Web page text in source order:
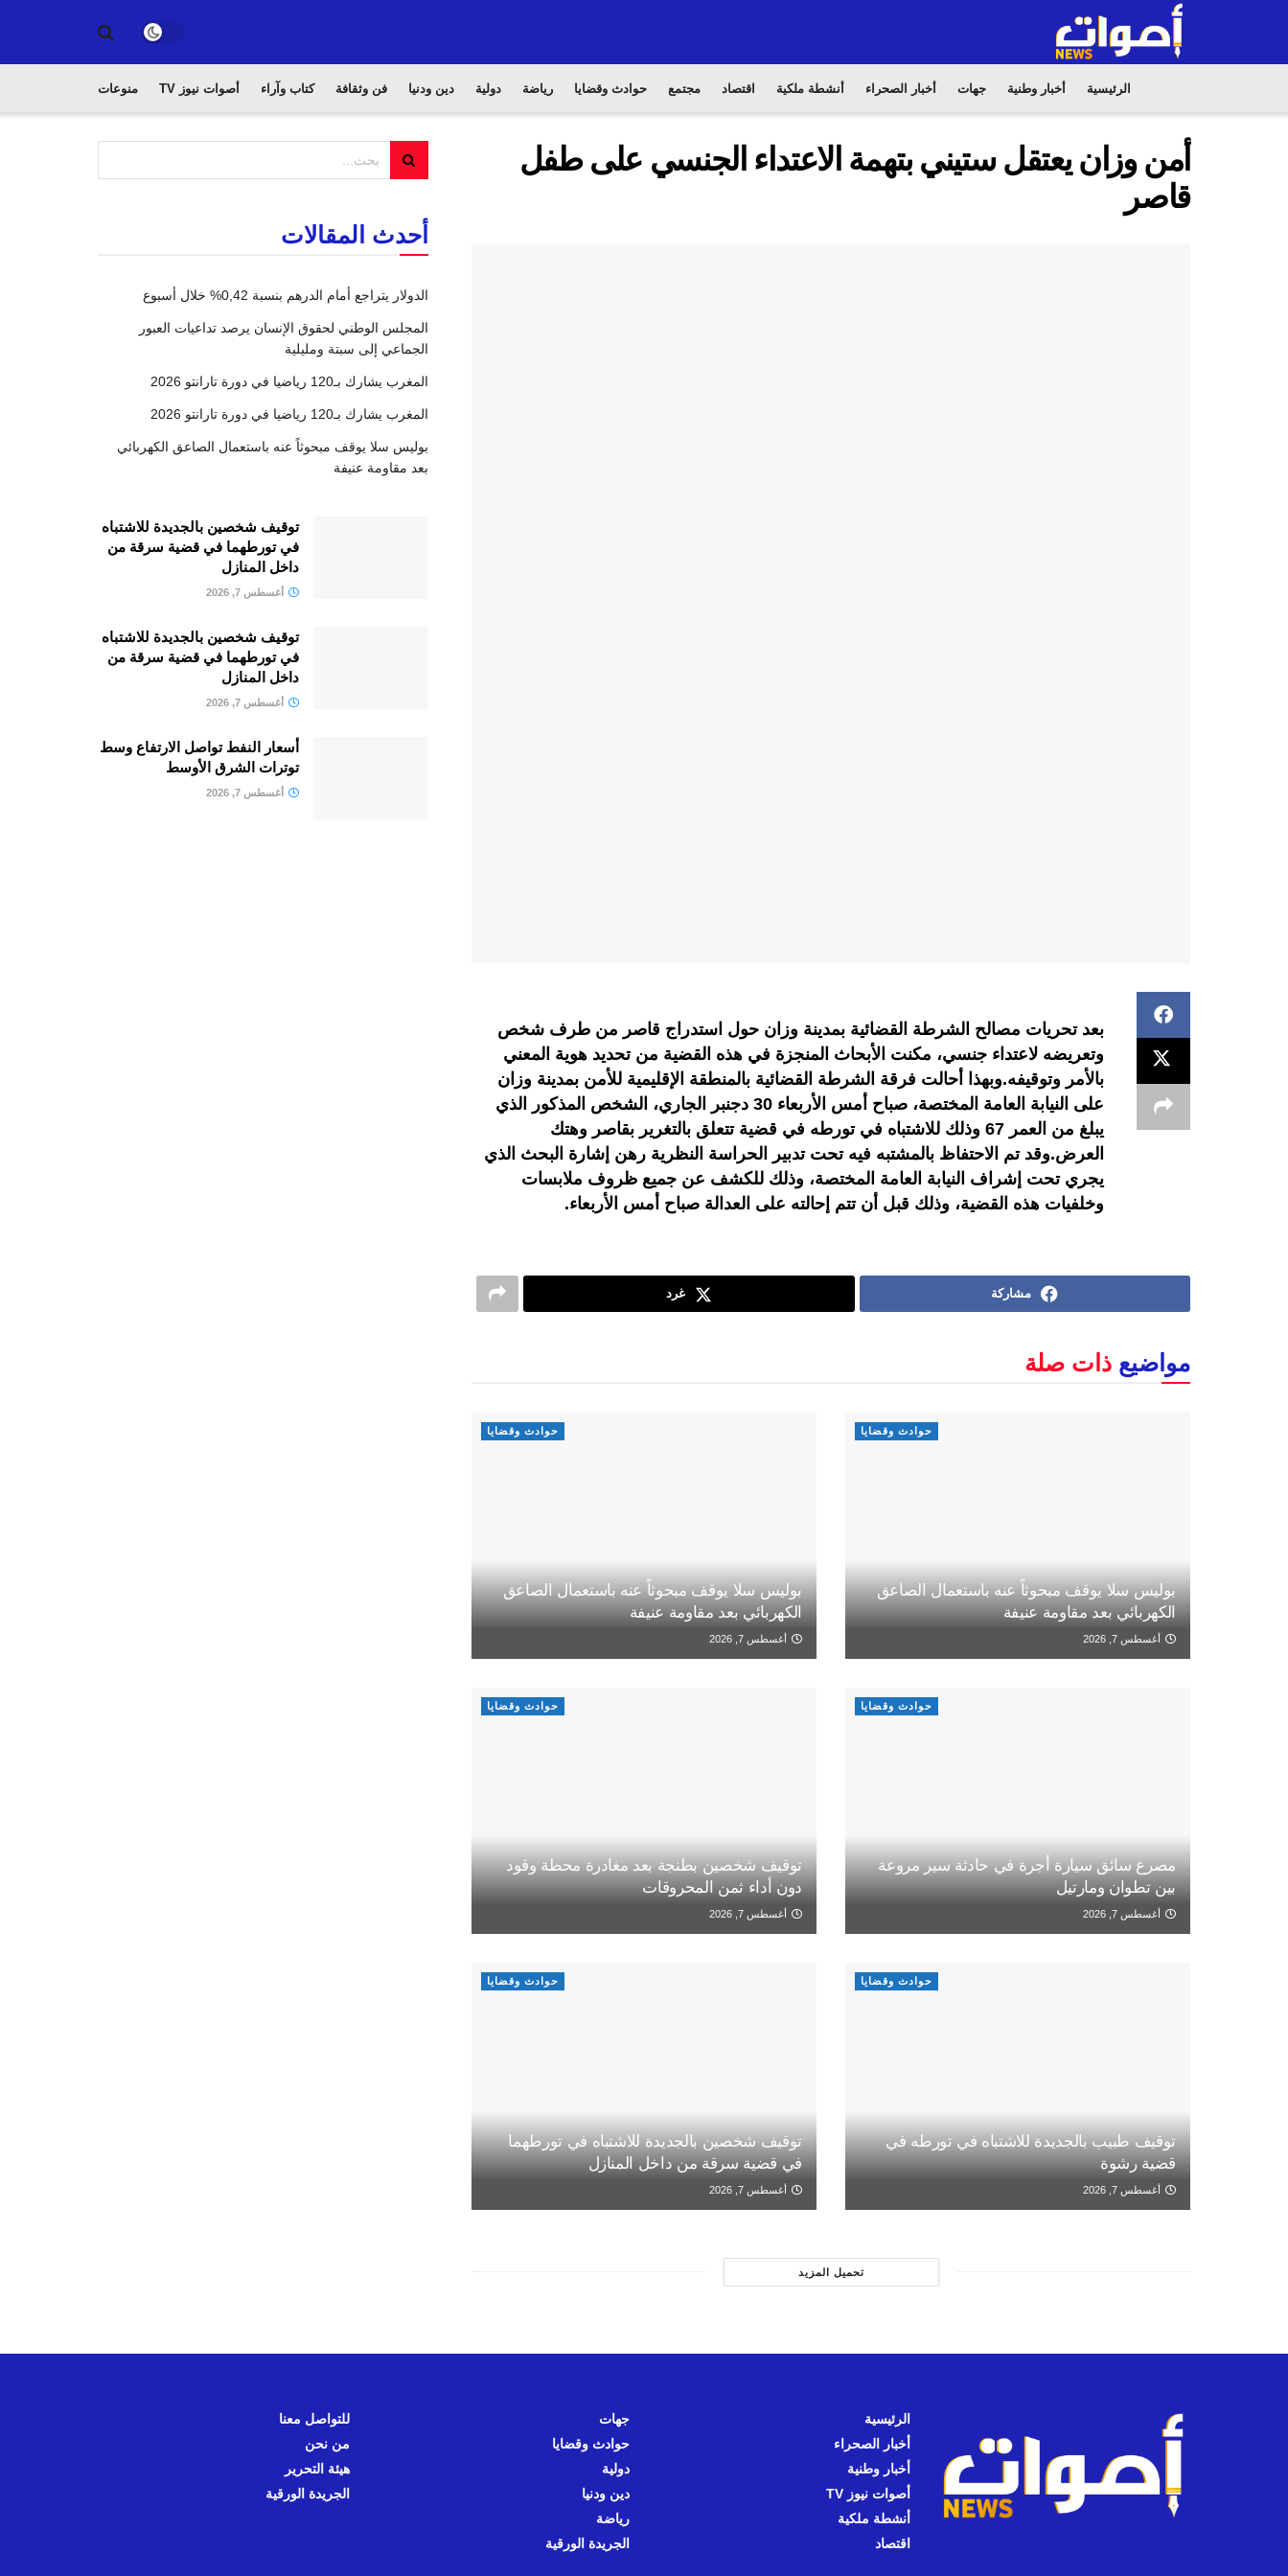
الرئيسية أخبار وطنية جهات أخبار الصحراء أنشطة ملكية اقتصاد مجتمع حوادث وقضايا رياضة دولية دين ودنيا فن وثقافة كتاب وآراء أصوات نيوز TV منوعات
أمن وزان يعتقل ستيني بتهمة الاعتداء الجنسي على طفل
قاصر
بعد تحريات مصالح الشرطة القضائية بمدينة وزان حول استدراج قاصر من طرف شخص
وتعريضه لاعتداء جنسي، مكنت الأبحاث المنجزة في هذه القضية من تحديد هوية المعني
بالأمر وتوقيفه.وبهذا أحالت فرقة الشرطة القضائية بالمنطقة الإقليمية للأمن بمدينة وزان
على النيابة العامة المختصة، صباح أمس الأربعاء 30 دجنبر الجاري، الشخص المذكور الذي
يبلغ من العمر 67 وذلك للاشتباه في تورطه في قضية تتعلق بالتغرير بقاصر وهتك
العرض.وقد تم الاحتفاظ بالمشتبه فيه تحت تدبير الحراسة النظرية رهن إشارة البحث الذي
يجري تحت إشراف النيابة العامة المختصة، وذلك للكشف عن جميع ظروف ملابسات
وخلفيات هذه القضية، وذلك قبل أن تتم إحالته على العدالة صباح أمس الأربعاء.
مشاركة غرد
مواضيع ذات صلة
حوادث وقضايا
بوليس سلا يوقف مبحوثاً عنه باستعمال الصاعق
الكهربائي بعد مقاومة عنيفة
أغسطس 7, 2026
حوادث وقضايا
بوليس سلا يوقف مبحوثاً عنه باستعمال الصاعق
الكهربائي بعد مقاومة عنيفة
أغسطس 7, 2026
حوادث وقضايا
مصرع سائق سيارة أجرة في حادثة سير مروعة
بين تطوان ومارتيل
أغسطس 7, 2026
حوادث وقضايا
توقيف شخصين بطنجة بعد مغادرة محطة وقود
دون أداء ثمن المحروقات
أغسطس 7, 2026
حوادث وقضايا
توقيف طبيب بالجديدة للاشتباه في تورطه في
قضية رشوة
أغسطس 7, 2026
حوادث وقضايا
توقيف شخصين بالجديدة للاشتباه في تورطهما
في قضية سرقة من داخل المنازل
أغسطس 7, 2026
تحميل المزيد
أحدث المقالات
الدولار يتراجع أمام الدرهم بنسبة 0,42% خلال أسبوع
المجلس الوطني لحقوق الإنسان يرصد تداعيات العبور
الجماعي إلى سبتة ومليلية
المغرب يشارك بـ120 رياضيا في دورة تارانتو 2026
المغرب يشارك بـ120 رياضيا في دورة تارانتو 2026
بوليس سلا يوقف مبحوثاً عنه باستعمال الصاعق الكهربائي
بعد مقاومة عنيفة
توقيف شخصين بالجديدة للاشتباه
في تورطهما في قضية سرقة من
داخل المنازل
أغسطس 7, 2026
توقيف شخصين بالجديدة للاشتباه
في تورطهما في قضية سرقة من
داخل المنازل
أغسطس 7, 2026
أسعار النفط تواصل الارتفاع وسط
توترات الشرق الأوسط
أغسطس 7, 2026
الرئيسية
أخبار الصحراء
أخبار وطنية
أصوات نيوز TV
أنشطة ملكية
اقتصاد
جهات
حوادث وقضايا
دولية
دين ودنيا
رياضة
الجريدة الورقية
للتواصل معنا
من نحن
هيئة التحرير
الجريدة الورقية